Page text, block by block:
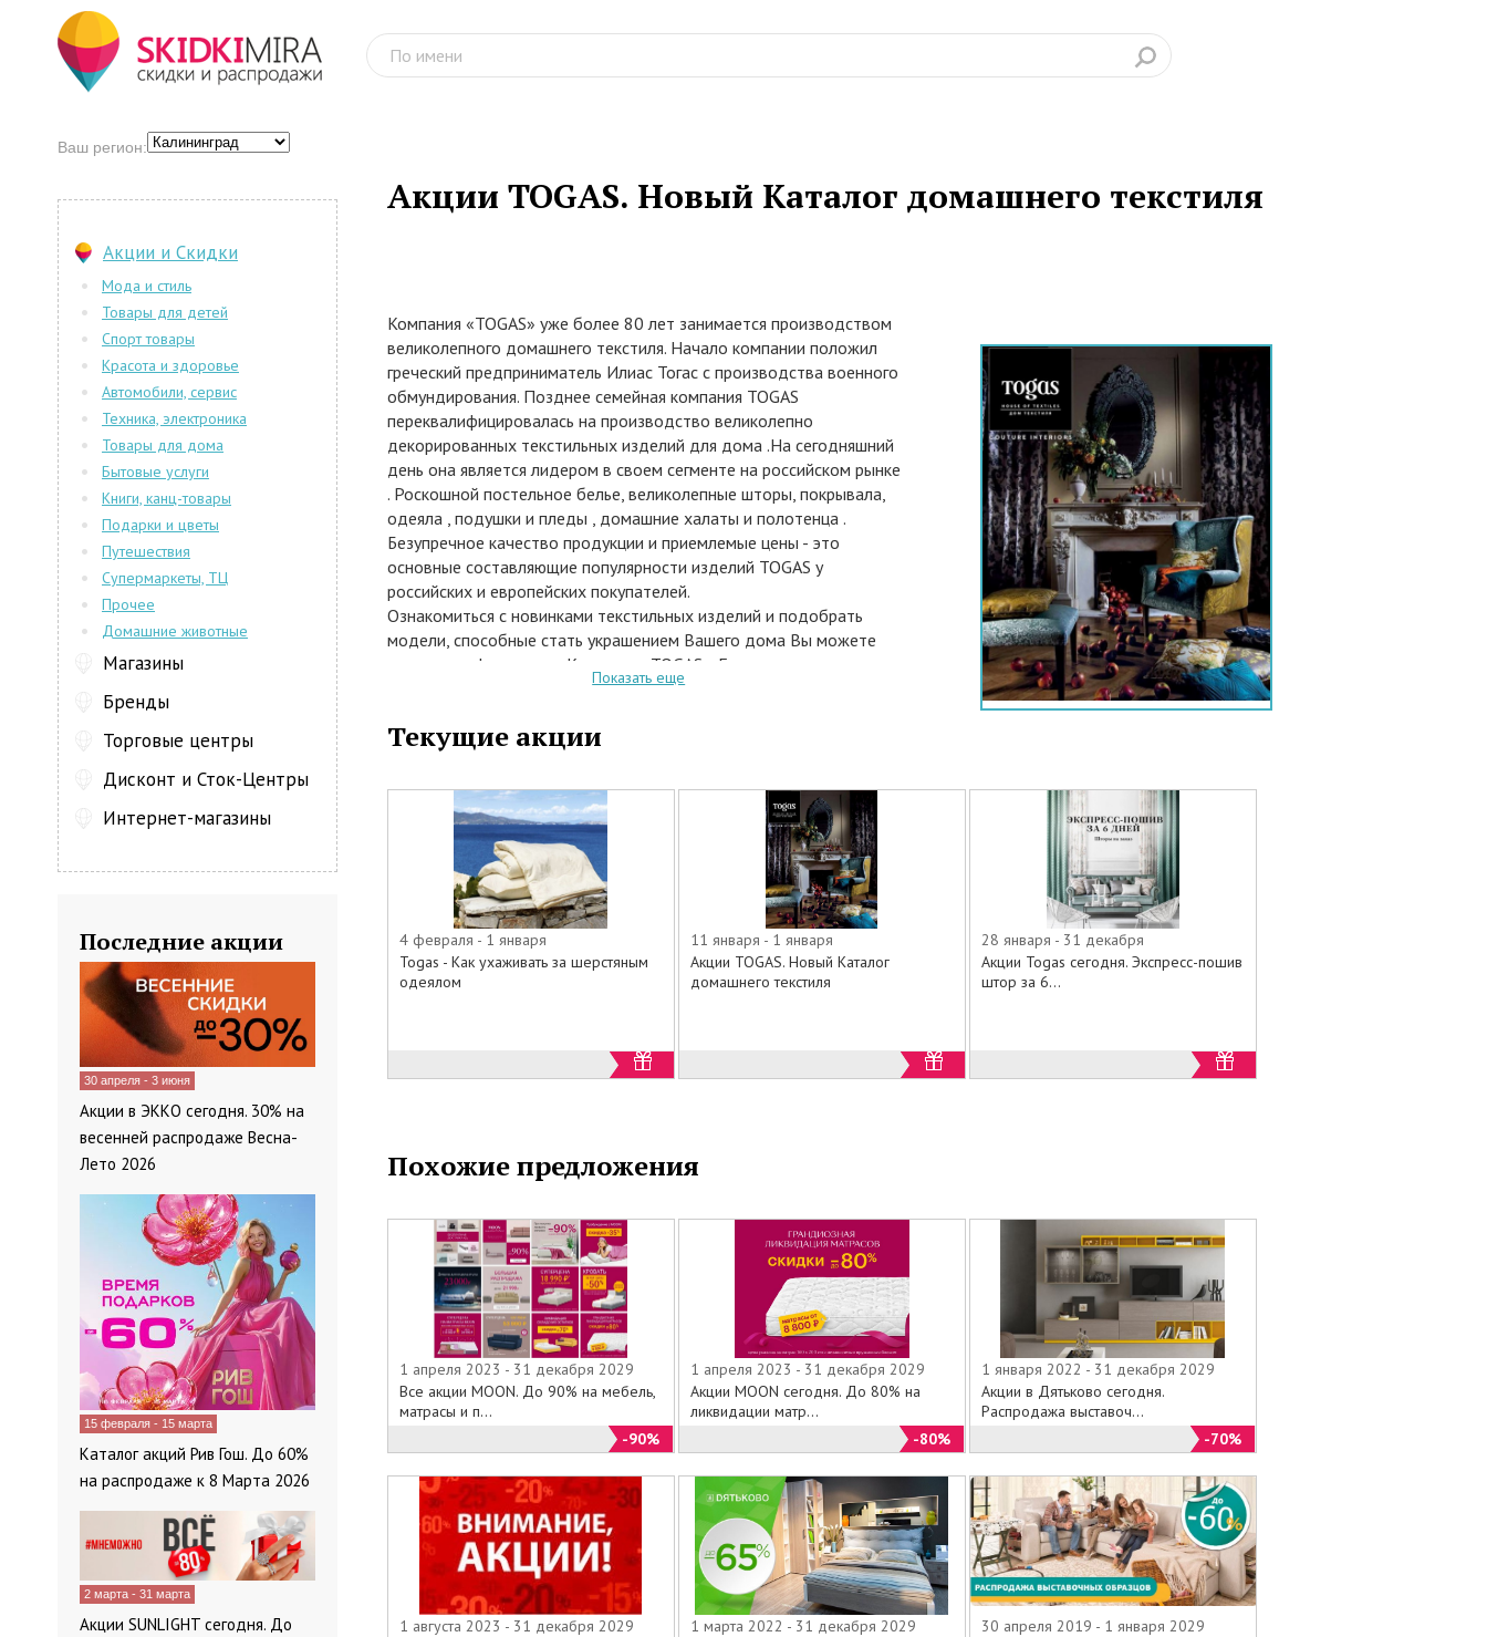
Акции TOGAS. Новый Каталог домашнего текстиля
Компания «TOGAS» уже более 80 лет занимается производством
великолепного домашнего текстиля. Начало компании положил
греческий предприниматель Илиас Тогас с производства военного
обмундирования. Позднее семейная компания TOGAS
переквалифицировалась на производство великолепно
декорированных текстильных изделий для дома .На сегодняшний
день она является лидером в своем сегменте на российском рынке
. Роскошной постельное белье, великолепные шторы, покрывала,
одеяла , подушки и пледы , домашние халаты и полотенца .
Безупречное качество продукции и приемлемые цены - это
основные составляющие популярности изделий TOGAS у
российских и европейских покупателей.
Ознакомиться с новинками текстильных изделий и подобрать
модели, способные стать украшением Вашего дома Вы можете
посмотрев фирменные Каталоги «TOGAS». Ежегодно компания
выпускает красочные Каталоги, где представляет великолепные
• Постельного белья
• Текстиля для столовой и для ванной
Здесь Вы найдете модели из трех линий:
• Daily by Togas – высококачественный текстиль эконом класса;
• Premium – великолепные изделия из натуральных материалов,
украшенные модными принтами и вышивками;
• Exclusive – роскошные изделия из натуральных шёлковых тканей
с эксклюзивными вышивками.
Во всех Каталогах Вы найдете подробное описание каждой
модели, характеристику используемых для их изготовления
«текстильного искусства» и очень информативны.
На страницах нашего сайта мы предлагаем Вам ознакомиться со
Показать еще
Текущие акции
4 февраля - 1 января
Togas - Как ухаживать за шерстяным
одеялом
11 января - 1 января
Акции TOGAS. Новый Каталог
домашнего текстиля
28 января - 31 декабря
Акции Togas сегодня. Экспресс-пошив
штор за 6...
Похожие предложения
1 апреля 2023 - 31 декабря 2029
Все акции MOON. До 90% на мебель,
матрасы и п...
-90%
1 апреля 2023 - 31 декабря 2029
Акции MOON сегодня. До 80% на
ликвидации матр...
-80%
1 января 2022 - 31 декабря 2029
Акции в Дятьково сегодня.
Распродажа выставоч...
-70%
1 августа 2023 - 31 декабря 2029
1 марта 2022 - 31 декабря 2029
30 апреля 2019 - 1 января 2029
Ваш регион:
Акции и Скидки
Мода и стиль
Товары для детей
Спорт товары
Красота и здоровье
Автомобили, сервис
Техника, электроника
Товары для дома
Бытовые услуги
Книги, канц-товары
Подарки и цветы
Путешествия
Супермаркеты, ТЦ
Прочее
Домашние животные
Магазины
Бренды
Торговые центры
Дисконт и Сток-Центры
Интернет-магазины
Последние акции
30 апреля - 3 июня
Акции в ЭККО сегодня. 30% на
весенней распродаже Весна-
Лето 2026
15 февраля - 15 марта
Каталог акций Рив Гош. До 60%
на распродаже к 8 Марта 2026
2 марта - 31 марта
Акции SUNLIGHT сегодня. До